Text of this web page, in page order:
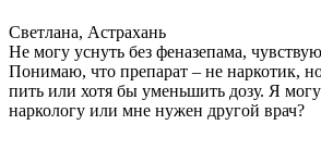
Светлана, Астрахань
Не могу уснуть без феназепама,
Понимаю, что препарат – не наркотик, но
пить или хотя бы уменьшить дозу. Я могу
наркологу или мне нужен другой врач?